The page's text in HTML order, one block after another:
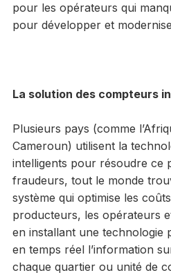
pour les opérateurs qui
pour développer et
La solution des compteurs
Plusieurs pays (comme
Cameroun) utilisent la
intelligents pour résoudre ce
fraudeurs, tout le monde
système qui optimise les
producteurs, les opérateurs
en installant une technologie
en temps réel l’information
chaque quartier ou unité de